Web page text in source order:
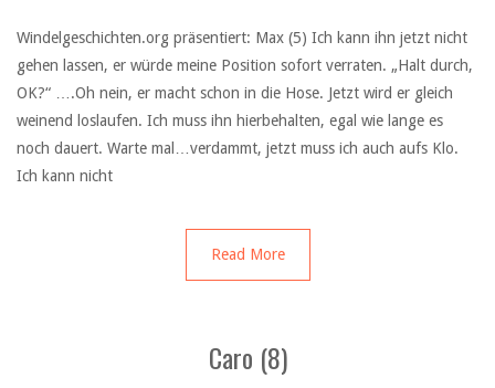
Windelgeschichten.org präsentiert: Max (5) Ich kann ihn jetzt nicht
gehen lassen, er würde meine Position sofort verraten. „Halt durch,
OK?“ ….Oh nein, er macht schon in die Hose. Jetzt wird er gleich
weinend loslaufen. Ich muss ihn hierbehalten, egal wie lange es
noch dauert. Warte mal…verdammt, jetzt muss ich auch aufs Klo.
Ich kann nicht
Read More
Caro (8)